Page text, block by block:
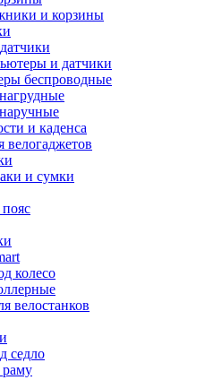
и корзины
и датчики
беспроводные
и каденса
велогаджетов
и сумки
колесо
велостанков
седло